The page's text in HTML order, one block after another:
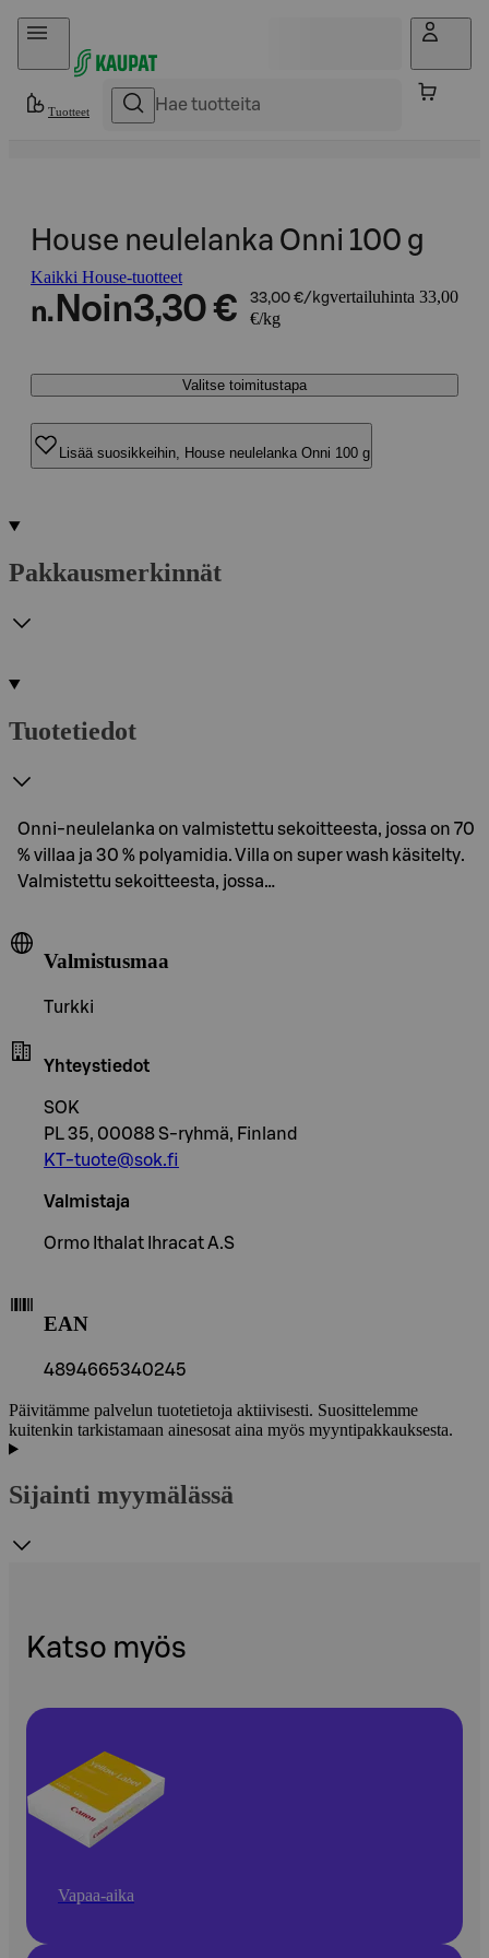
Hyppää sisältöön
Tuotteet
House neulelanka Onni 100 g
Kaikki House-tuotteet
n. Noin3,30 € 33,00 €/kgvertailuhinta 33,00
€/kg
Valitse toimitustapa
Lisää suosikkeihin, House neulelanka Onni 100 g
Pakkausmerkinnät
Tuotetiedot
Onni-neulelanka on valmistettu sekoitteesta, jossa on 70
% villaa ja 30 % polyamidia. Villa on super wash käsitelty.
Valmistettu sekoitteesta, jossa…
Valmistusmaa
Turkki
Yhteystiedot
SOK
PL 35, 00088 S-ryhmä, Finland
KT-tuote@sok.fi
Valmistaja
Ormo Ithalat Ihracat A.S
EAN
4894665340245
Päivitämme palvelun tuotetietoja aktiivisesti. Suosittelemme
kuitenkin tarkistamaan ainesosat aina myös myyntipakkauksesta.
Sijainti myymälässä
Katso myös
Vapaa-aika